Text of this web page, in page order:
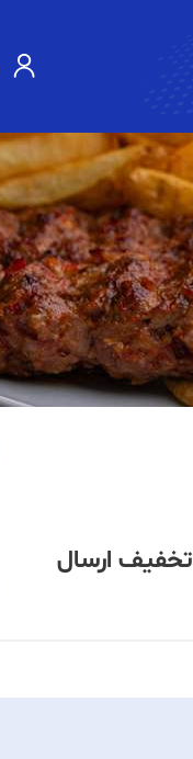
شماره تماس:0912787198802833330003پیج اینستاگرام:sarvfoodco - 100% تخفیف ارسال